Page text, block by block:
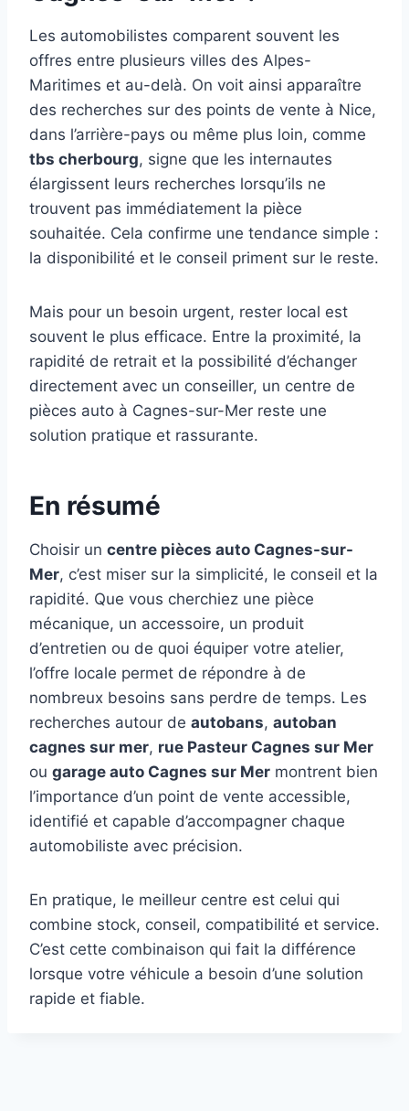
Les automobilistes comparent souvent les
offres entre plusieurs villes des Alpes-
Maritimes et au-delà. On voit ainsi apparaître
des recherches sur des points de vente à Nice,
dans l’arrière-pays ou même plus loin, comme
tbs cherbourg, signe que les internautes
élargissent leurs recherches lorsqu’ils ne
trouvent pas immédiatement la pièce
souhaitée. Cela confirme une tendance simple :
la disponibilité et le conseil priment sur le reste.
Mais pour un besoin urgent, rester local est
souvent le plus efficace. Entre la proximité, la
rapidité de retrait et la possibilité d’échanger
directement avec un conseiller, un centre de
pièces auto à Cagnes-sur-Mer reste une
solution pratique et rassurante.
En résumé
Choisir un centre pièces auto Cagnes-sur-
Mer, c’est miser sur la simplicité, le conseil et la
rapidité. Que vous cherchiez une pièce
mécanique, un accessoire, un produit
d’entretien ou de quoi équiper votre atelier,
l’offre locale permet de répondre à de
nombreux besoins sans perdre de temps. Les
recherches autour de autobans, autoban
cagnes sur mer, rue Pasteur Cagnes sur Mer
ou garage auto Cagnes sur Mer montrent bien
l’importance d’un point de vente accessible,
identifié et capable d’accompagner chaque
automobiliste avec précision.
En pratique, le meilleur centre est celui qui
combine stock, conseil, compatibilité et service.
C’est cette combinaison qui fait la différence
lorsque votre véhicule a besoin d’une solution
rapide et fiable.